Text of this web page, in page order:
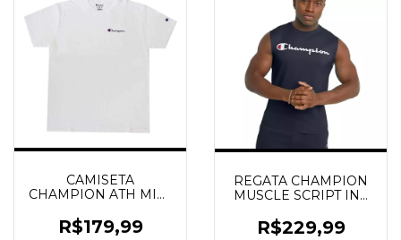
CAMISETA
CHAMPION ATH MINI
OFF WHITE
R$179,99
REGATA CHAMPION
MUSCLE SCRIPT INK
R$229,99